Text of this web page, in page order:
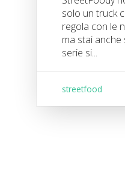
solo un truck
regola con le
ma stai anche
serie si...
streetfood